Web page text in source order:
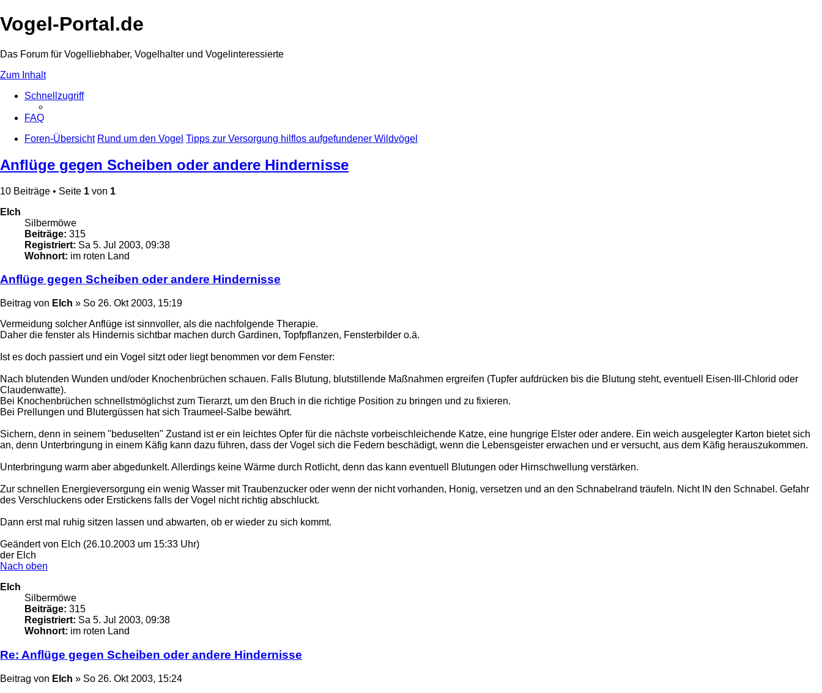
Vogel-Portal.de
Das Forum für Vogelliebhaber, Vogelhalter und Vogelinteressierte
Zum Inhalt
Schnellzugriff
FAQ
Foren-Übersicht Rund um den Vogel Tipps zur Versorgung hilflos aufgefundener Wildvögel
Anflüge gegen Scheiben oder andere Hindernisse
10 Beiträge • Seite 1 von 1
Elch
Silbermöwe
Beiträge: 315
Registriert: Sa 5. Jul 2003, 09:38
Wohnort: im roten Land
Anflüge gegen Scheiben oder andere Hindernisse
Beitrag von Elch » So 26. Okt 2003, 15:19
Vermeidung solcher Anflüge ist sinnvoller, als die nachfolgende Therapie.
Daher die fenster als Hindernis sichtbar machen durch Gardinen, Topfpflanzen, Fensterbilder o.ä.
Ist es doch passiert und ein Vogel sitzt oder liegt benommen vor dem Fenster:
Nach blutenden Wunden und/oder Knochenbrüchen schauen. Falls Blutung, blutstillende Maßnahmen ergreifen (Tupfer aufdrücken bis die Blutung steht, eventuell Eisen-III-Chlorid oder
Claudenwatte).
Bei Knochenbrüchen schnellstmöglichst zum Tierarzt, um den Bruch in die richtige Position zu bringen und zu fixieren.
Bei Prellungen und Blutergüssen hat sich Traumeel-Salbe bewährt.
Sichern, denn in seinem "beduselten" Zustand ist er ein leichtes Opfer für die nächste vorbeischleichende Katze, eine hungrige Elster oder andere. Ein weich ausgelegter Karton bietet sich
an, denn Unterbringung in einem Käfig kann dazu führen, dass der Vogel sich die Federn beschädigt, wenn die Lebensgeister erwachen und er versucht, aus dem Käfig herauszukommen.
Unterbringung warm aber abgedunkelt. Allerdings keine Wärme durch Rotlicht, denn das kann eventuell Blutungen oder Hirnschwellung verstärken.
Zur schnellen Energieversorgung ein wenig Wasser mit Traubenzucker oder wenn der nicht vorhanden, Honig, versetzen und an den Schnabelrand träufeln. Nicht IN den Schnabel. Gefahr
des Verschluckens oder Erstickens falls der Vogel nicht richtig abschluckt.
Dann erst mal ruhig sitzen lassen und abwarten, ob er wieder zu sich kommt.
Geändert von Elch (26.10.2003 um 15:33 Uhr)
der Elch
Nach oben
Elch
Silbermöwe
Beiträge: 315
Registriert: Sa 5. Jul 2003, 09:38
Wohnort: im roten Land
Re: Anflüge gegen Scheiben oder andere Hindernisse
Beitrag von Elch » So 26. Okt 2003, 15:24